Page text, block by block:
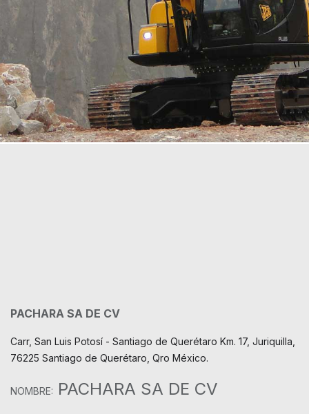
PACHARA SA DE CV
Carr, San Luis Potosí - Santiago de Querétaro Km. 17, Juriquilla,
76225 Santiago de Querétaro, Qro México.
NOMBRE: PACHARA SA DE CV